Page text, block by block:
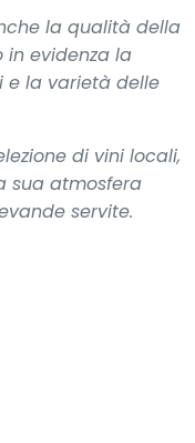
la qualità della
in evidenza la
e la varietà delle
di vini locali,
sua atmosfera
servite.